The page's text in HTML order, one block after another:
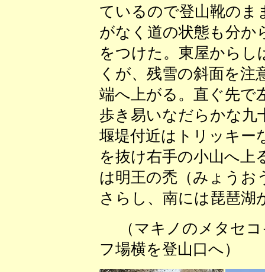
ているので登山靴のま
がなく道の状態も分か
をつけた。東屋からし
くが、残雪の斜面を注
端へ上がる。直ぐ先で
歩き易いなだらかな九
堰堤付近はトリッキー
を抜け右手の小山へ上
は明王の禿（みょうお
さらし、南には琵琶湖
（マキノのメタセ
フ場横を登山口へ